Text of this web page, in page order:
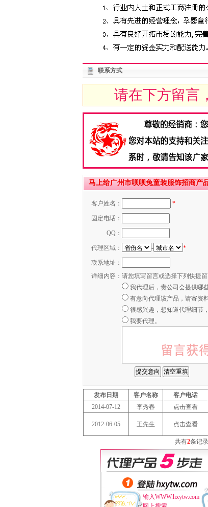
联系方式
请在下方留言
马上给广州市呗呗兔童装服饰招商产
客户姓名： *
固定电话：
QQ：
代理区域： - *
联系地址：
详细内容： 请您填写留言或选择下列快捷留
我代理后，贵公司会提供哪
有意向代理该产品，请寄资
很感兴趣，想知道代理细节
我要代理。
发布日期 客户名称 客户电话
2014-07-12
李秀春 点击查看
2012-06-05 王先生 点击查看
共有2条记录
输入WWW.hxytw.com